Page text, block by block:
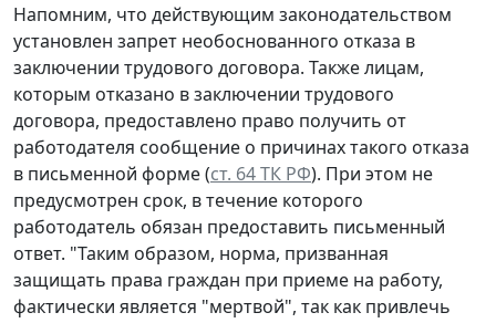
Напомним, что действующим законодательством
установлен запрет необоснованного отказа в
заключении трудового договора. Также лицам,
которым отказано в заключении трудового
договора, предоставлено право получить от
работодателя сообщение о причинах такого отказа
в письменной форме (ст. 64 ТК РФ). При этом не
предусмотрен срок, в течение которого
работодатель обязан предоставить письменный
ответ. "Таким образом, норма, призванная
защищать права граждан при приеме на работу,
фактически является "мертвой", так как привлечь